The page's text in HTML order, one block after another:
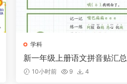
学科
新一年级上册语文拼音贴汇总
10小时前 9 4